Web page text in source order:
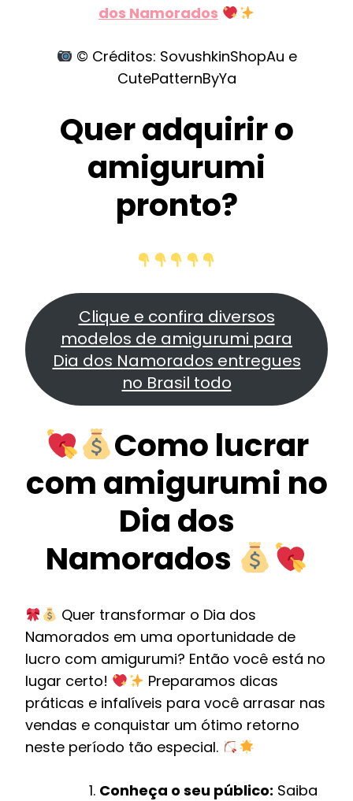
dos Namorados
© Créditos: SovushkinShopAu e
CutePatternByYa
Quer adquirir o
amigurumi
pronto?
Clique e confira diversos
modelos de amigurumi para
Dia dos Namorados entregues
no Brasil todo
Como lucrar
com amigurumi no
Dia dos
Namorados
Quer transformar o Dia dos
Namorados em uma oportunidade de
lucro com amigurumi? Então você está no
lugar certo!
Preparamos dicas
práticas e infalíveis para você arrasar nas
vendas e conquistar um ótimo retorno
neste período tão especial.
Conheça o seu público: Saiba